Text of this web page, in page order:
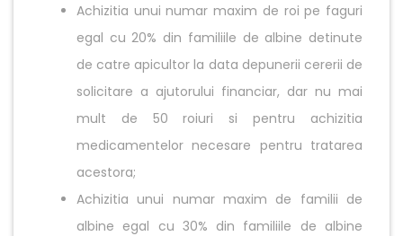
Achizitia unui numar maxim de roi pe faguri
egal cu 20% din familiile de albine detinute
de catre apicultor la data depunerii cererii de
solicitare a ajutorului financiar, dar nu mai
mult de 50 roiuri si pentru achizitia
medicamentelor necesare pentru tratarea
acestora;
Achizitia unui numar maxim de familii de
albine egal cu 30% din familiile de albine